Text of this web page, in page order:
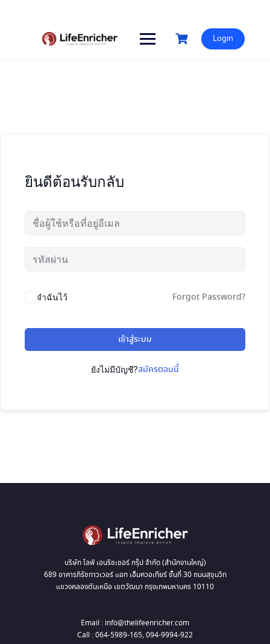
Login
ยินดีต้อนรับกลับ
จำฉันไว้ Forgot Password?
เข้าสู่ระบบ
ยังไม่มีบัญชี?สมัครตอนนี้
บริษัท ไลฟ์ เอนริชเชอร์ กรุ๊ป จำกัด (สำนักงานใหญ่)
689 อาคารภิรัชทาวเวอร์ แอท เอ็มควอเทียร์ ชั้นที่ 30 ถนนสุขุมวิท
แขวงคลองตันเหนือ เขตวัฒนา กรุงเทพมหานคร 10110
Email : info@thelifeenricher.com
Call : 064-5989-165, 094-9994-922